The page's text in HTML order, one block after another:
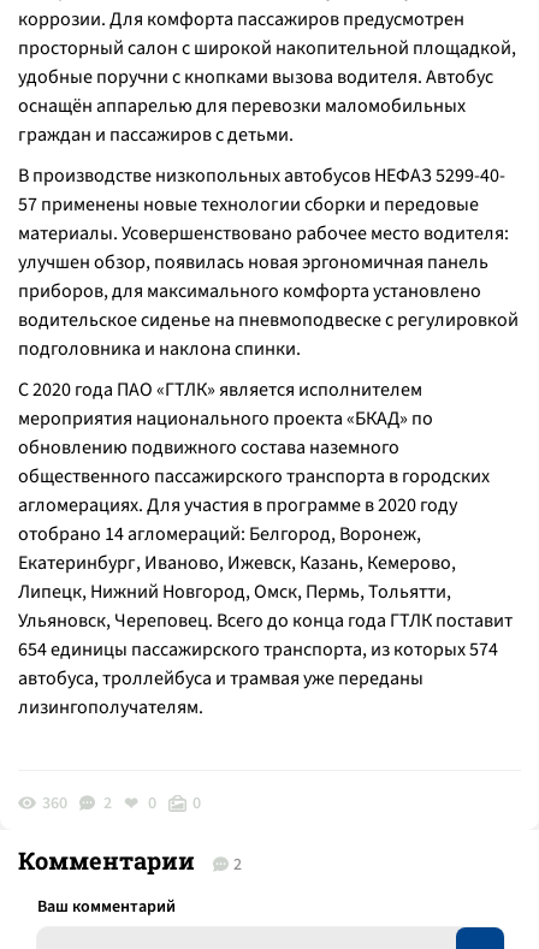
коррозии. Для комфорта пассажиров предусмотрен
просторный салон с широкой накопительной площадкой,
удобные поручни с кнопками вызова водителя. Автобус
оснащён аппарелью для перевозки маломобильных
граждан и пассажиров с детьми.
В производстве низкопольных автобусов НЕФАЗ 5299-40-
57 применены новые технологии сборки и передовые
материалы. Усовершенствовано рабочее место водителя:
улучшен обзор, появилась новая эргономичная панель
приборов, для максимального комфорта установлено
водительское сиденье на пневмоподвеске с регулировкой
подголовника и наклона спинки.
С 2020 года ПАО «ГТЛК» является исполнителем
мероприятия национального проекта «БКАД» по
обновлению подвижного состава наземного
общественного пассажирского транспорта в городских
агломерациях. Для участия в программе в 2020 году
отобрано 14 агломераций: Белгород, Воронеж,
Екатеринбург, Иваново, Ижевск, Казань, Кемерово,
Липецк, Нижний Новгород, Омск, Пермь, Тольятти,
Ульяновск, Череповец. Всего до конца года ГТЛК поставит
654 единицы пассажирского транспорта, из которых 574
автобуса, троллейбуса и трамвая уже переданы
лизингополучателям.
360 2 0 0
Комментарии 2